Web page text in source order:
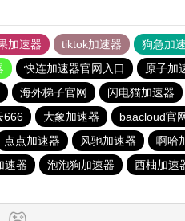
加速器 tiktok加速器 狗急加
快连加速器官网入口 原子加
海外梯子官网 闪电猫加速器
666 大象加速器 baacloud官
点点加速器 风驰加速器 啊哈
速器 泡泡狗加速器 西柚加速